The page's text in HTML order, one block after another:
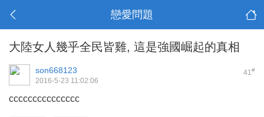
戀愛問題
大陸女人幾乎全民皆雞, 這是強國崛起的真相
41#
son668123
2016-5-23 11:02:06
ccccccccccccccc